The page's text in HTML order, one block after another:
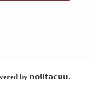
by 𝗻𝗼𝗹𝗶𝘁𝗮𝗰𝘂𝘂.